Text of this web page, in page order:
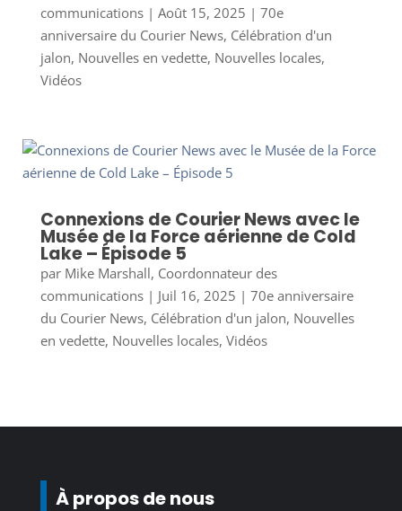
communications| Août 15, 2025 | 70e
anniversaire du Courier News, Célébration d'un
jalon, Nouvelles en vedette, Nouvelles locales,
Vidéos
Connexions de Courier News avec le
Musée de la Force aérienne de Cold
Lake – Épisode 5
par Mike Marshall, Coordonnateur des
communications| Juil 16, 2025 | 70e anniversaire
du Courier News, Célébration d'un jalon, Nouvelles
en vedette, Nouvelles locales, Vidéos
À propos de nous